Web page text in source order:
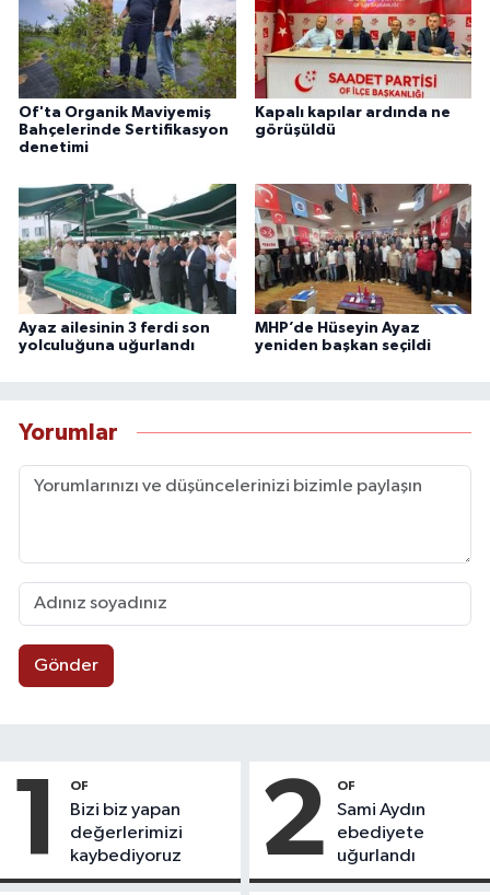
Of'ta Organik Maviyemiş
Bahçelerinde Sertifikasyon
denetimi
Kapalı kapılar ardında ne
görüşüldü
Ayaz ailesinin 3 ferdi son
yolculuğuna uğurlandı
MHP’de Hüseyin Ayaz
yeniden başkan seçildi
Yorumlar
Gönder
1 OF
Bizi biz yapan
değerlerimizi
kaybediyoruz
2 OF
Sami Aydın
ebediyete
uğurlandı